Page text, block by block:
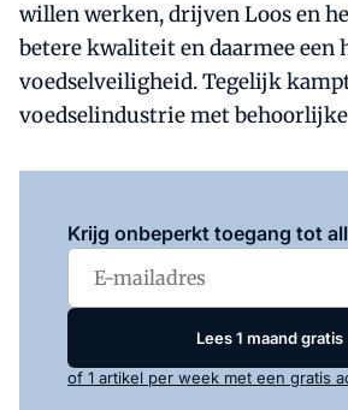
willen werken, drijven Loos en
betere kwaliteit en daarmee een
voedselveiligheid. Tegelijk
voedselindustrie met
Krijg onbeperkt toegang tot
Lees 1 maand gratis
of 1 artikel per week met een gratis